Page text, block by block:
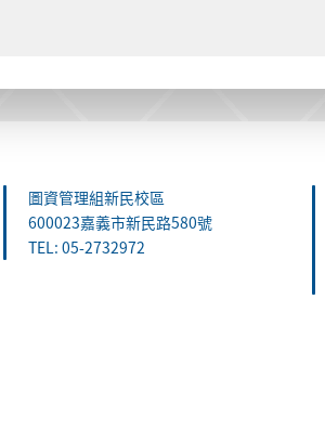
圖資管理組新民校區
600023嘉義市新民路580號
TEL: 05-2732972